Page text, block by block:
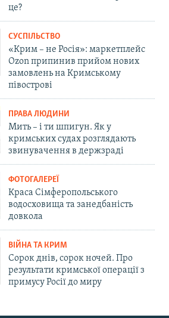
це?
СУСПІЛЬСТВО
«Крим – не Росія»: маркетплейс
Ozon припинив прийом нових
замовлень на Кримському
півострові
ПРАВА ЛЮДИНИ
Мить – і ти шпигун. Як у
кримських судах розглядають
звинувачення в держзраді
ФОТОГАЛЕРЕЇ
Краса Сімферопольського
водосховища та занедбаність
довкола
ВІЙНА ТА КРИМ
Сорок днів, сорок ночей. Про
результати кримської операції з
примусу Росії до миру